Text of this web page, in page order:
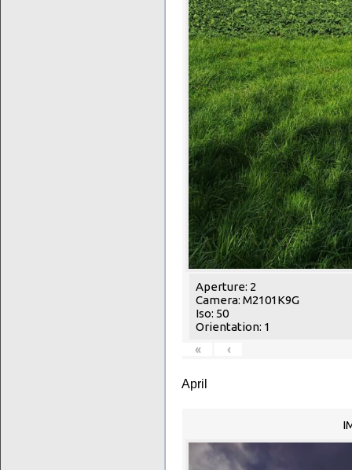
Aperture: 2
Camera: M2101K9G
Iso: 50
Orientation: 1
«
‹
April